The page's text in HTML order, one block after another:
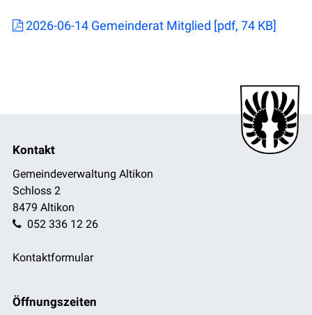
2026-06-14 Gemeinderat Mitglied [pdf, 74 KB]
Footer
Kontakt
Gemeindeverwaltung Altikon
Schloss 2
8479 Altikon
052 336 12 26
Kontaktformular
Öffnungszeiten